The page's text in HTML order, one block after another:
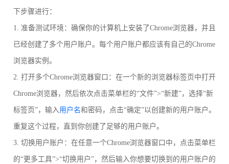
下步骤进行：
1. 准备测试环境：确保你的计算机上安装了Chrome浏览器，并且
已经创建了多个用户账户。每个用户账户都应该有自己的Chrome
浏览器实例。
2. 打开多个Chrome浏览器窗口：在一个新的浏览器标签页中打开
Chrome浏览器，然后依次点击菜单栏的“文件”>“新建”，选择“新
标签页”，输入用户名和密码，点击“确定”以创建新的用户账户。
重复这个过程，直到你创建了足够的用户账户。
3. 切换用户账户：在任意一个Chrome浏览器窗口中，点击菜单栏
的“更多工具”>“切换用户”，然后输入你想要切换到的用户账户的